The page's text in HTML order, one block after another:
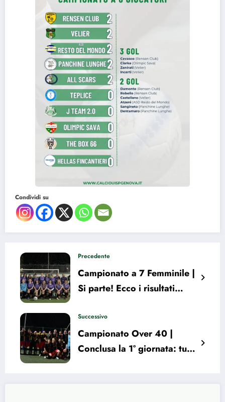
Condividi su
Precedente
Campionato a 7 Femminile |
Si parte! Ecco i risultati
Successivo
Campionato Over 40 |
Conclusa la 1° giornata: tutti